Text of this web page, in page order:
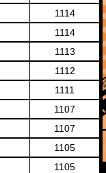
1114
1114
1113
1112
1111
1107
1107
1105
1105